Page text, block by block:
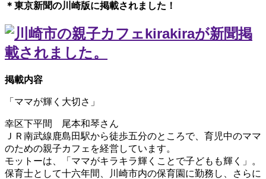
＊東京新聞の川崎版に掲載されました！
掲載内容
「ママが輝く大切さ」
幸区下平間 尾本和琴さん
ＪＲ南武線鹿島田駅から徒歩五分のところで、育児中のママ
のための親子カフェを経営しています。
モットーは、「ママがキラキラ輝くことで子どもも輝く」。
保育士として十六年間、川崎市内の保育園に勤務し、さらに